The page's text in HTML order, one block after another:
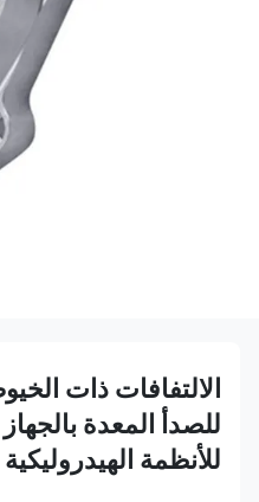
الالتفافات ذات
للصدأ المعدة
للأنظمة